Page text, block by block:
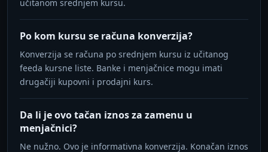
učitanom srednjem kursu.
Po kom kursu se računa konverzija?
Konverzija se računa po srednjem kursu iz učitanog
feeda kursne liste. Banke i menjačnice mogu imati
drugačiji kupovni i prodajni kurs.
Da li je ovo tačan iznos za zamenu u
menjačnici?
Ne nužno. Ovo je informativna konverzija. Konačan iznos